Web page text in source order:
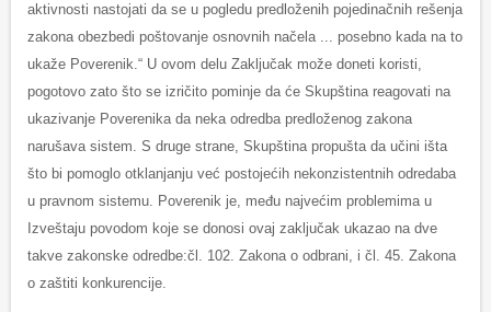
aktivnosti nastojati da se u pogledu predloženih pojedinačnih rešenja
zakona obezbedi poštovanje osnovnih načela ... posebno kada na to
ukaže Poverenik.“ U ovom delu Zaključak može doneti koristi,
pogotovo zato što se izričito pominje da će Skupština reagovati na
ukazivanje Poverenika da neka odredba predloženog zakona
narušava sistem. S druge strane, Skupština propušta da učini išta
što bi pomoglo otklanjanju već postojećih nekonzistentnih odredaba
u pravnom sistemu. Poverenik je, među najvećim problemima u
Izveštaju povodom koje se donosi ovaj zaključak ukazao na dve
takve zakonske odredbe:čl. 102. Zakona o odbrani, i čl. 45. Zakona
o zaštiti konkurencije.